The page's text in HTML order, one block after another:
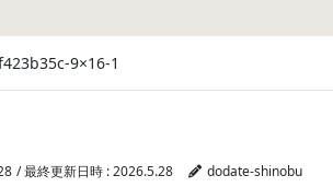
9×16-1
/ 最終更新日時 :2026.5.28 dodate-shinobu